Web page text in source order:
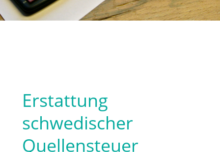
Erstattung
schwedischer
Quellensteuer